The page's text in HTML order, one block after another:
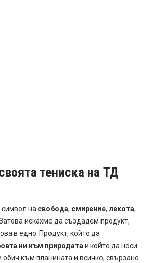
тениска на ТД
символ на свобода, смирение,лекота,
Затова искахме да създадем продукт,
в едно. Продукт, който да
ни към природата и който да носи
обич към планината и всичко, свързано